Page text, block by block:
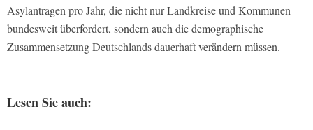
Asylantragen pro Jahr, die nicht nur Landkreise und Kommunen
bundesweit überfordert, sondern auch die demographische
Zusammensetzung Deutschlands dauerhaft verändern müssen.
Lesen Sie auch: